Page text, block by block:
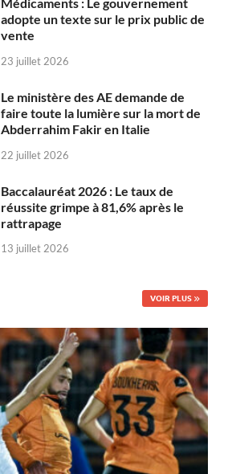
adopte un texte sur le prix public de
vente
23 juillet 2026
Le ministère des AE demande de
faire toute la lumière sur la mort de
Abderrahim Fakir en Italie
22 juillet 2026
Baccalauréat 2026 : Le taux de
réussite grimpe à 81,6% après le
rattrapage
13 juillet 2026
VOIR PLUS